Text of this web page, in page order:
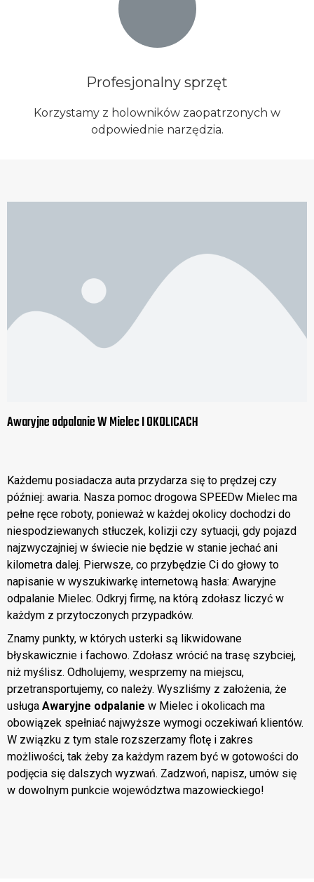
Profesjonalny sprzęt​
Korzystamy z holowników zaopatrzonych w
odpowiednie narzędzia.
Awaryjne odpalanie W Mielec I OKOLICACH​
Każdemu posiadacza auta przydarza się to prędzej czy
później: awaria. Nasza pomoc drogowa SPEEDw Mielec ma
pełne ręce roboty, ponieważ w każdej okolicy dochodzi do
niespodziewanych stłuczek, kolizji czy sytuacji, gdy pojazd
najzwyczajniej w świecie nie będzie w stanie jechać ani
kilometra dalej. Pierwsze, co przybędzie Ci do głowy to
napisanie w wyszukiwarkę internetową hasła: Awaryjne
odpalanie Mielec. Odkryj firmę, na którą zdołasz liczyć w
każdym z przytoczonych przypadków.
Znamy punkty, w których usterki są likwidowane
błyskawicznie i fachowo. Zdołasz wrócić na trasę szybciej,
niż myślisz. Odholujemy, wesprzemy na miejscu,
przetransportujemy, co należy. Wyszliśmy z założenia, że
usługa Awaryjne odpalanie w Mielec i okolicach ma
obowiązek spełniać najwyższe wymogi oczekiwań klientów.
W związku z tym stale rozszerzamy flotę i zakres
możliwości, tak żeby za każdym razem być w gotowości do
podjęcia się dalszych wyzwań. Zadzwoń, napisz, umów się
w dowolnym punkcie województwa mazowieckiego!